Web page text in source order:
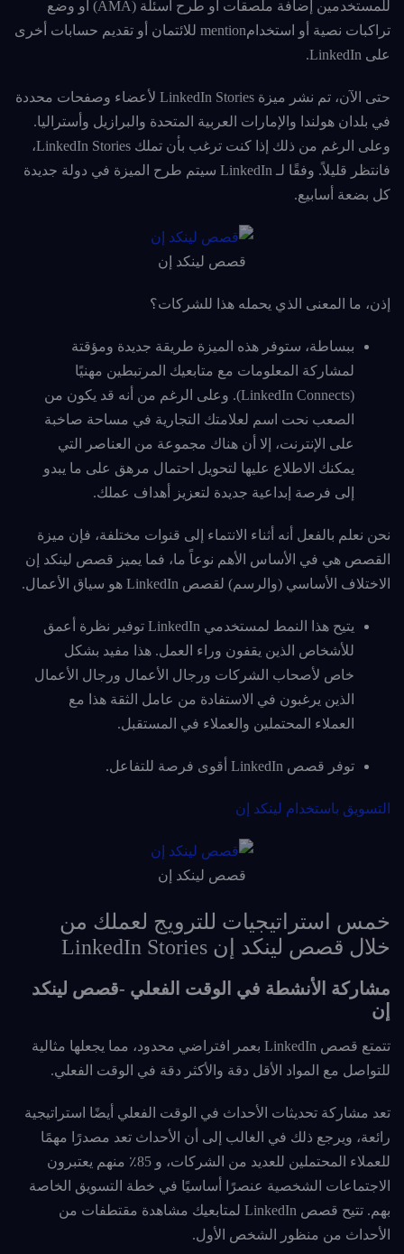
للمستخدمين إضافة ملصقات أو طرح أسئلة (AMA) أو وضع
تراكبات نصية أو استخدامmention للائتمان أو تقديم حسابات أخرى
على LinkedIn.
حتى الآن، تم نشر ميزة LinkedIn Stories لأعضاء وصفحات محددة
في بلدان هولندا والإمارات العربية المتحدة والبرازيل وأستراليا.
وعلى الرغم من ذلك إذا كنت ترغب بأن تملك LinkedIn Stories،
فانتظر قليلاً. وفقًا لـ LinkedIn سيتم طرح الميزة في دولة جديدة
كل بضعة أسابيع.
قصص لينكد إن
إذن، ما المعنى الذي يحمله هذا للشركات؟
ببساطة، ستوفر هذه الميزة طريقة جديدة ومؤقتة
لمشاركة المعلومات مع متابعيك المرتبطين مهنيًا
(LinkedIn Connects). وعلى الرغم من أنه قد يكون من
الصعب نحت اسم لعلامتك التجارية في مساحة صاخبة
على الإنترنت، إلا أن هناك مجموعة من العناصر التي
يمكنك الاطلاع عليها لتحويل احتمال مرهق على ما يبدو
إلى فرصة إبداعية جديدة لتعزيز أهداف عملك.
نحن نعلم بالفعل أنه أثناء الانتماء إلى قنوات مختلفة، فإن ميزة
القصص هي في الأساس الأهم نوعاً ما، فما يميز قصص لينكد إن
الاختلاف الأساسي (والرسم) لقصص LinkedIn هو سياق الأعمال.
يتيح هذا النمط لمستخدمي LinkedIn توفير نظرة أعمق
للأشخاص الذين يقفون وراء العمل. هذا مفيد بشكل
خاص لأصحاب الشركات ورجال الأعمال ورجال الأعمال
الذين يرغبون في الاستفادة من عامل الثقة هذا مع
العملاء المحتملين والعملاء في المستقبل.
توفر قصص LinkedIn أقوى فرصة للتفاعل.
التسويق باستخدام لينكد إن
قصص لينكد إن
خمس استراتيجيات للترويج لعملك من
خلال قصص لينكد إن LinkedIn Stories
مشاركة الأنشطة في الوقت الفعلي -قصص لينكد
إن
تتمتع قصص LinkedIn بعمر افتراضي محدود، مما يجعلها مثالية
للتواصل مع المواد الأقل دقة والأكثر دقة في الوقت الفعلي.
تعد مشاركة تحديثات الأحداث في الوقت الفعلي أيضًا استراتيجية
رائعة، ويرجع ذلك في الغالب إلى أن الأحداث تعد مصدرًا مهمًا
للعملاء المحتملين للعديد من الشركات، و 85٪ منهم يعتبرون
الاجتماعات الشخصية عنصرًا أساسيًا في خطة التسويق الخاصة
بهم. تتيح قصص LinkedIn لمتابعيك مشاهدة مقتطفات من
الأحداث من منظور الشخص الأول.